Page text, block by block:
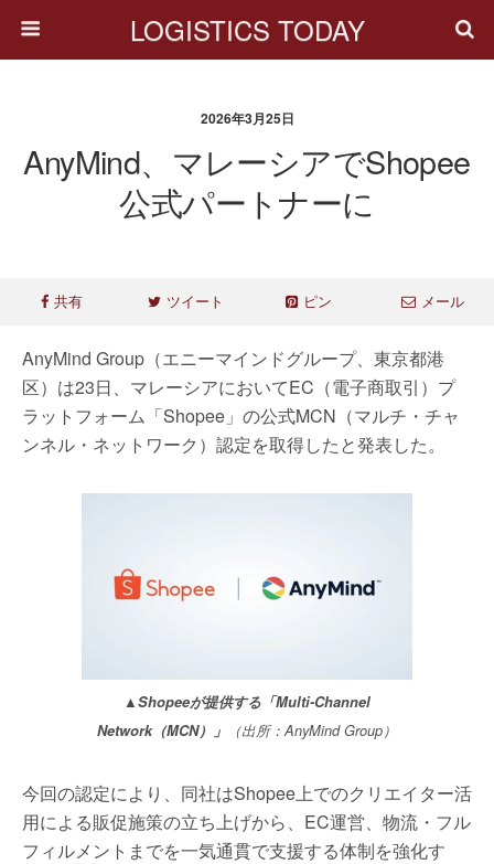
LOGISTICS TODAY
2026年3月25日
AnyMind、マレーシアでShopee
公式パートナーに
共有 ツイート ピン メール
AnyMind Group（エニーマインドグループ、東京都港
区）は23日、マレーシアにおいてEC（電子商取引）プ
ラットフォーム「Shopee」の公式MCN（マルチ・チャ
ンネル・ネットワーク）認定を取得したと発表した。
▲Shopeeが提供する「Multi-Channel
Network（MCN）」
（出所：AnyMind Group）
今回の認定により、同社はShopee上でのクリエイター活
用による販促施策の立ち上げから、EC運営、物流・フル
フィルメントまでを一気通貫で支援する体制を強化す